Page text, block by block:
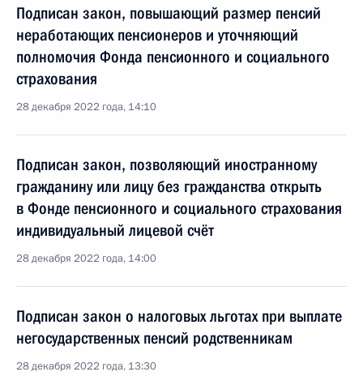
Подписан закон, повышающий размер пенсий
неработающих пенсионеров и уточняющий
полномочия Фонда пенсионного и социального
страхования
28 декабря 2022 года, 14:10
Подписан закон, позволяющий иностранному
гражданину или лицу без гражданства открыть
в Фонде пенсионного и социального страхования
индивидуальный лицевой счёт
28 декабря 2022 года, 14:00
Подписан закон о налоговых льготах при выплате
негосударственных пенсий родственникам
28 декабря 2022 года, 13:30